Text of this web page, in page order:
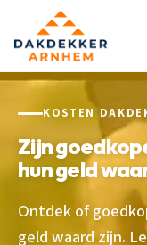
KOSTEN
Zijn
hun geld
Ontdek of
geld waard zijn.